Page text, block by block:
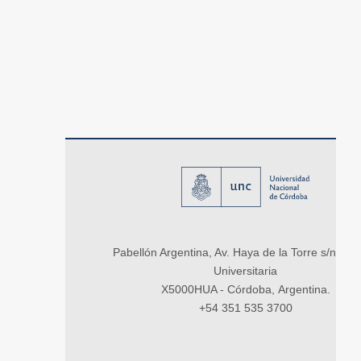
Pabellón Argentina, Av. Haya de la Torre s/n,
Universitaria
X5000HUA - Córdoba, Argentina.
+54 351 535 3700